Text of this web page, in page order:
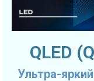
QLED
Ультра-